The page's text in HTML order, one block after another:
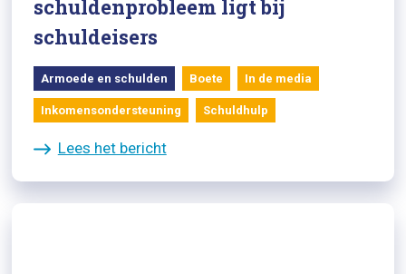
schuldenprobleem ligt bij
schuldeisers
Armoede en schulden Boete In de media
Inkomensondersteuning Schuldhulp
Lees het bericht